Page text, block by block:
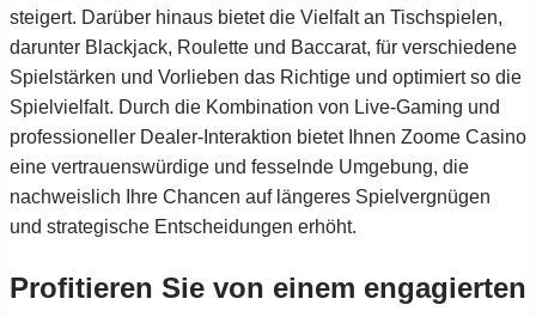
steigert. Darüber hinaus bietet die Vielfalt an Tischspielen,
darunter Blackjack, Roulette und Baccarat, für verschiedene
Spielstärken und Vorlieben das Richtige und optimiert so die
Spielvielfalt. Durch die Kombination von Live-Gaming und
professioneller Dealer-Interaktion bietet Ihnen Zoome Casino
eine vertrauenswürdige und fesselnde Umgebung, die
nachweislich Ihre Chancen auf längeres Spielvergnügen
und strategische Entscheidungen erhöht.
Profitieren Sie von einem engagierten